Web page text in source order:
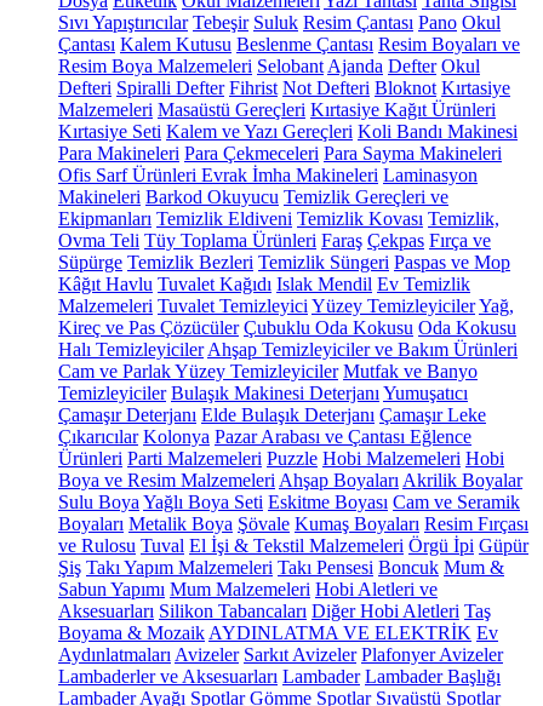
Sıvı Yapıştırıcılar Tebeşir Suluk Resim Çantası Pano Okul
Çantası Kalem Kutusu Beslenme Çantası Resim Boyaları ve
Resim Boya Malzemeleri Selobant Ajanda Defter Okul
Defteri Spiralli Defter Fihrist Not Defteri Bloknot Kırtasiye
Malzemeleri Masaüstü Gereçleri Kırtasiye Kağıt Ürünleri
Kırtasiye Seti Kalem ve Yazı Gereçleri Koli Bandı Makinesi
Para Makineleri Para Çekmeceleri Para Sayma Makineleri
Ofis Sarf Ürünleri Evrak İmha Makineleri Laminasyon
Makineleri Barkod Okuyucu Temizlik Gereçleri ve
Ekipmanları Temizlik Eldiveni Temizlik Kovası Temizlik,
Ovma Teli Tüy Toplama Ürünleri Faraş Çekpas Fırça ve
Süpürge Temizlik Bezleri Temizlik Süngeri Paspas ve Mop
Kâğıt Havlu Tuvalet Kağıdı Islak Mendil Ev Temizlik
Malzemeleri Tuvalet Temizleyici Yüzey TemizleyicilerYağ,
Kireç ve Pas Çözücüler Çubuklu Oda Kokusu Oda Kokusu
Halı Temizleyiciler Ahşap Temizleyiciler ve Bakım Ürünleri
Cam ve Parlak Yüzey Temizleyiciler Mutfak ve Banyo
Temizleyiciler Bulaşık Makinesi Deterjanı Yumuşatıcı
Çamaşır Deterjanı Elde Bulaşık Deterjanı Çamaşır Leke
Çıkarıcılar Kolonya Pazar Arabası ve Çantası Eğlence
Ürünleri Parti Malzemeleri Puzzle Hobi Malzemeleri Hobi
Boya ve Resim Malzemeleri Ahşap Boyaları Akrilik Boyalar
Sulu Boya Yağlı Boya Seti Eskitme Boyası Cam ve Seramik
Boyaları Metalik Boya Şövale Kumaş Boyaları Resim Fırçası
ve Rulosu Tuval El İşi & Tekstil Malzemeleri Örgü İpi Güpür
Şiş Takı Yapım Malzemeleri Takı Pensesi Boncuk Mum &
Sabun Yapımı Mum Malzemeleri Hobi Aletleri ve
Aksesuarları Silikon Tabancaları Diğer Hobi Aletleri Taş
Boyama & Mozaik AYDINLATMA VE ELEKTRİK Ev
Aydınlatmaları Avizeler Sarkıt Avizeler Plafonyer Avizeler
Lambaderler ve Aksesuarları Lambader Lambader Başlığı
Lambader Ayağı Spotlar Gömme Spotlar Sıvaüstü Spotlar